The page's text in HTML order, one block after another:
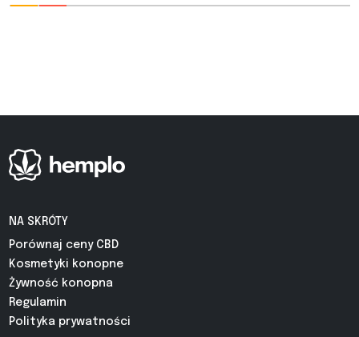
NA SKRÓTY
Porównaj ceny CBD
Kosmetyki konopne
Żywność konopna
Regulamin
Polityka prywatności